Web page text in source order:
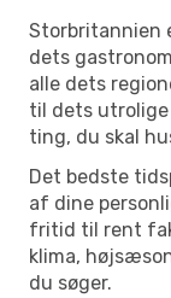
Storbritannien
dets
alle dets
til dets
ting, du skal
Det bedste
af dine
fritid til rent
klima,
du søger.